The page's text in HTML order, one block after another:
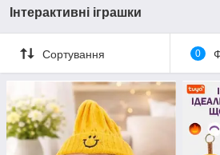
Інтерактивні іграшки
Сортування 0